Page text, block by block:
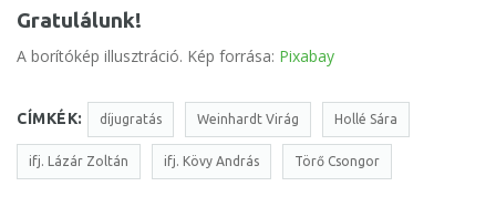
Gratulálunk!
A borítókép illusztráció. Kép forrása: Pixabay
CÍMKÉK: díjugratás Weinhardt Virág Hollé Sára
ifj. Lázár Zoltán ifj. Kövy András Törő Csongor